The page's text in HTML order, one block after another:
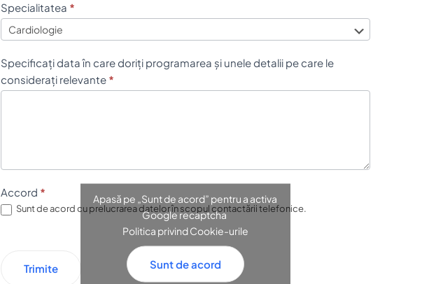
rSpecialitatea *
Specificați data în care doriți programarea și unele detalii pe care le
considerați relevante *
Accord *
Sunt de acord cu prelucrarea datelor în scopul contactării telefonice.
Apasă pe „Sunt de acord” pentru a activa
Google recaptcha
Politica privind Cookie-urile
Sunt de acord
Trimite